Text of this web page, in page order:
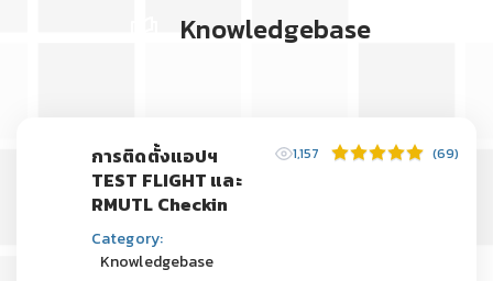
Knowledgebase
การติดตั้งแอปฯ
TEST FLIGHT และ
RMUTL Checkin
Category:
Knowledgebase
1,157 (69)